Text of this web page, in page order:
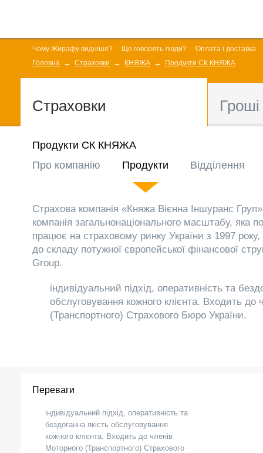
Чому Жирафу видніше? Що говорять люди?
Оплата і доставка
Головна
Страховки КНЯЖА Продукти СК КНЯЖА
Страховки Гроші
Продукти СК КНЯЖА
Про компанію
Продукти Відділення
Страхова компанія «Княжа Вієнна Іншуранс
компанія загальнонаціонального масштабу, яка
працює на страховому ринку України з 1997
до складу потужної європейської фінансової
Group.
індивідуальний підхід, оперативність та
обслуговування кожного клієнта. Входить до
(Транспортного) Страхового Бюро України.
Переваги
індивідуальний підхід, оперативність та
бездоганна якість обслуговування
кожного клієнта. Входить до членів
Моторного (Транспортного) Страхового